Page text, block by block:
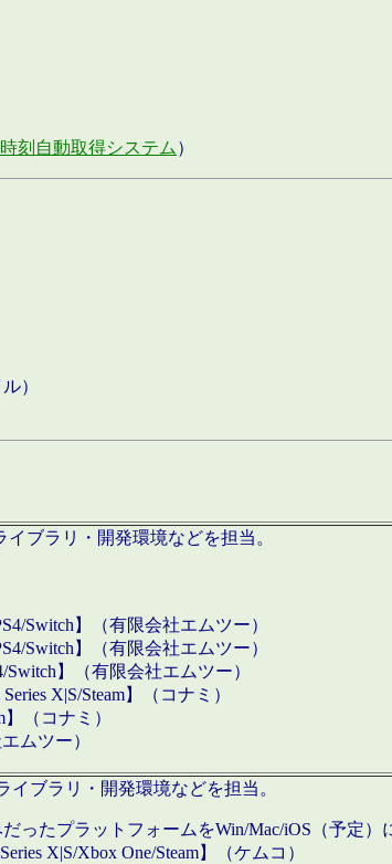
刻自動取得システム ）
）
ブラリ・開発環境などを担当。
Switch】（有限会社エムツー）
Switch】（有限会社エムツー）
】（有限会社エムツー）
X|S/Steam】（コナミ）
（コナミ）
ムツー）
ブラリ・開発環境などを担当。
ったプラットフォームをWin/Mac/iOS（予定）
X|S/Xbox One/Steam】（ケムコ）